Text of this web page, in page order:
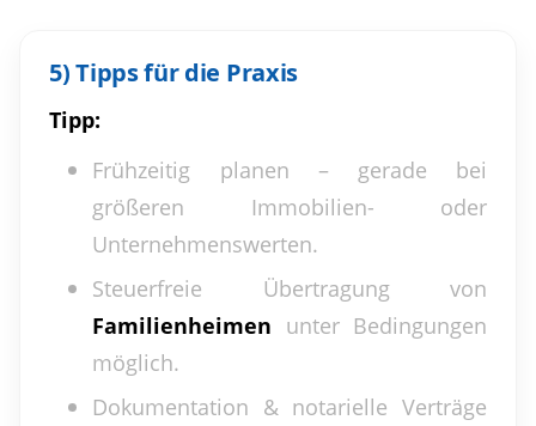
5) Tipps für die Praxis
Tipp:
Frühzeitig planen – gerade bei
größeren Immobilien- oder
Unternehmenswerten.
Steuerfreie Übertragung von
Familienheimen unter Bedingungen
möglich.
Dokumentation & notarielle Verträge